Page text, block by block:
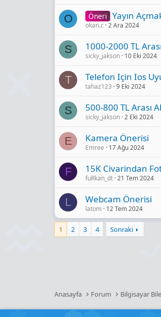
O Öneri Yayın
okan.c 2 Ara 2024
S 1000-2000 TL
sicky_jakson 10 Eki 2024
T Telefon Için Ios
tahaz123 9 Eki 2024
S 500-800 TL Arası
sicky_jakson 2 Eki 2024
E Kamera Önerisi
Emree 17 Ağu 2024
F 15K Civarindan
fuRkan_dt 21 Tem 2024
L Webcam Önerisi
latom 12 Tem 2024
1 2 3 4 Sonraki
Anasayfa Forum Bilgisayar